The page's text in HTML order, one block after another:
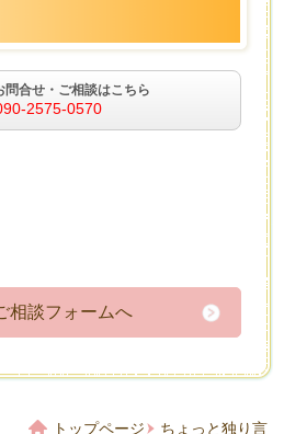
問合せ・ご相談はこちら
2575-0570
相談フォームへ
トップページ ちょっと独り言